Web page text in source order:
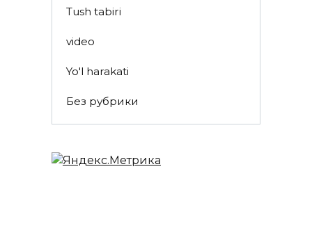
Tush tabiri
video
Yo'l harakati
Без рубрики